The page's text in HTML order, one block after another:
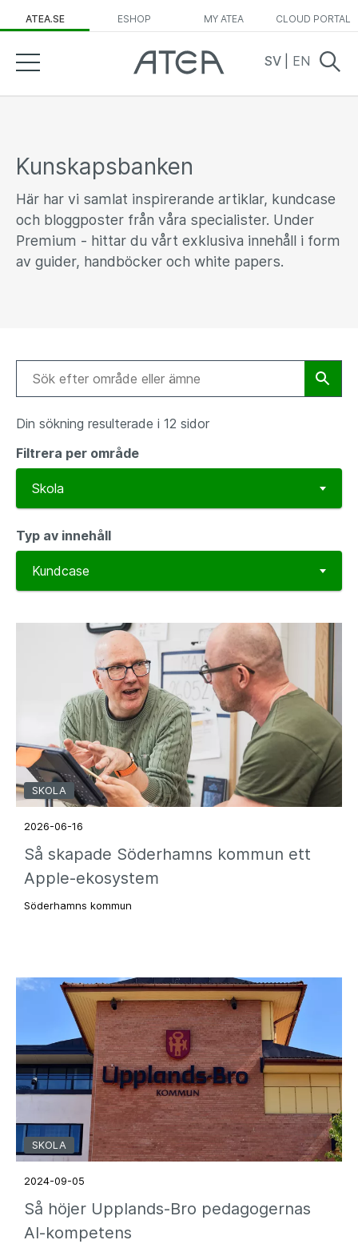
ATEA.SE ESHOP MY ATEA CLOUD PORTAL
SV EN
Kunskapsbanken
Här har vi samlat inspirerande artiklar, kundcase
och bloggposter från våra specialister. Under
Premium - hittar du vårt exklusiva innehåll i form
av guider, handböcker och white papers.
Din sökning resulterade i 12 sidor
Filtrera per område
Typ av innehåll
SKOLA
2026-06-16
Så skapade Söderhamns kommun ett
Apple-ekosystem
Söderhamns kommun
SKOLA
2024-09-05
Så höjer Upplands-Bro pedagogernas
AI-kompetens